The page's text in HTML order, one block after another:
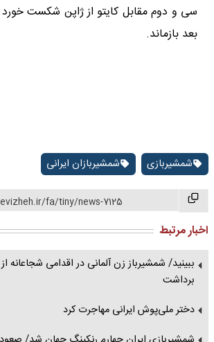
سی و دوم مقابل کایتو از ژاپن شکست خورد
بعد بازماند.
شمشیربازی شمشیربازان ایرانی
fa/tiny/news-7125
اخبار مرتبط
ببینید/ شمشیرباز زن آلمانی در اقدامی شجاعانه
برداشت
دختر ملی‌پوش ایرانی مهاجرت کرد